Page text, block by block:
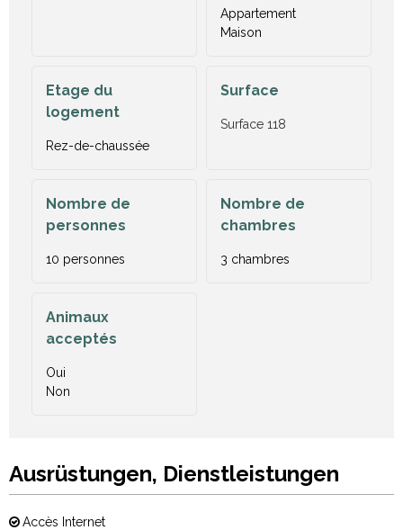
Appartement
Maison
Etage du
logement
Rez-de-chaussée
Surface
Surface 118
Nombre de
personnes
10 personnes
Nombre de
chambres
3 chambres
Animaux
acceptés
Oui
Non
Ausrüstungen, Dienstleistungen
Accès Internet